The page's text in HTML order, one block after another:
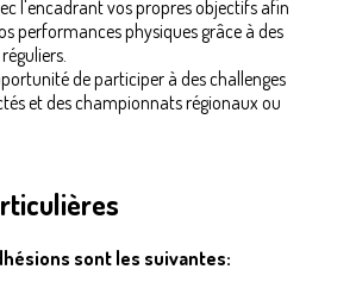
l'encadrant vos propres objectifs afin
performances physiques grâce à des
de participer à des challenges
et des championnats régionaux ou
sont les suivantes: